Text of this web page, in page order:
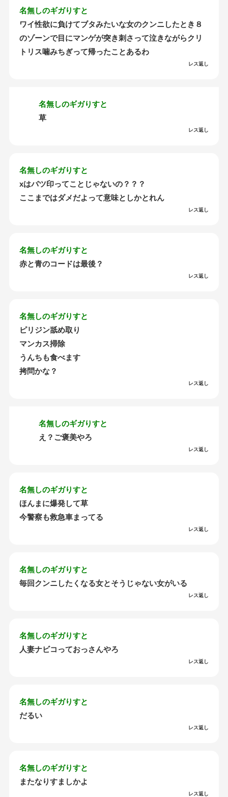
名無しのギガりすと
ワイ性欲に負けてブタみたいな女のクンニしたとき８
のゾーンで目にマンゲが突き刺さって泣きながらクリ
トリス噛みちぎって帰ったことあるわ
レス返し
名無しのギガりすと
草
レス返し
名無しのギガりすと
xはバツ印ってことじゃないの？？？
ここまではダメだよって意味としかとれん
レス返し
名無しのギガりすと
赤と青のコードは最後？
レス返し
名無しのギガりすと
ピリジン舐め取り
マンカス掃除
うんちも食べます
拷問かな？
レス返し
名無しのギガりすと
え？ご褒美やろ
レス返し
名無しのギガりすと
ほんまに爆発して草
今警察も救急車まってる
レス返し
名無しのギガりすと
毎回クンニしたくなる女とそうじゃない女がいる
レス返し
名無しのギガりすと
人妻ナビコっておっさんやろ
レス返し
名無しのギガりすと
だるい
レス返し
名無しのギガりすと
またなりすましかよ
レス返し